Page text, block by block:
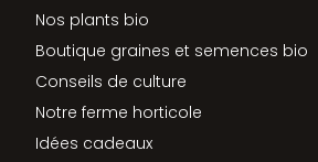
Nos plants bio
Boutique graines et semences bio
Conseils de culture
Notre ferme horticole
Idées cadeaux